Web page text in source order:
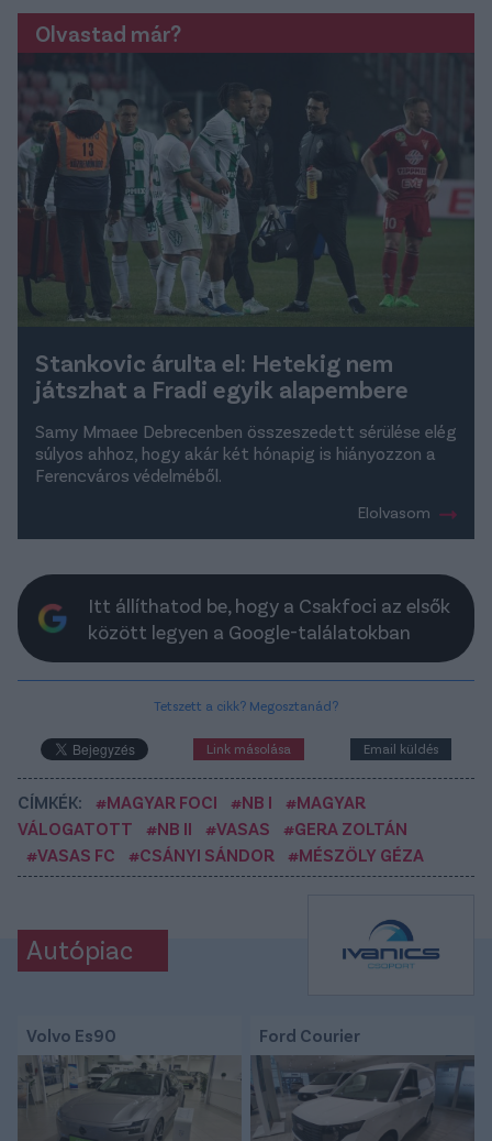
Olvastad már?
Stankovic árulta el: Hetekig nem
játszhat a Fradi egyik alapembere
Samy Mmaee Debrecenben összeszedett sérülése elég
súlyos ahhoz, hogy akár két hónapig is hiányozzon a
Ferencváros védelméből.
Elolvasom
Itt állíthatod be, hogy a Csakfoci az elsők
között legyen a Google-találatokban
Tetszett a cikk? Megosztanád?
Link másolása Email küldés
CÍMKÉK: #MAGYAR FOCI #NB I
#MAGYAR
VÁLOGATOTT
#NB II #VASAS
#GERA ZOLTÁN
#VASAS FC
#CSÁNYI SÁNDOR #MÉSZÖLY GÉZA
Autópiac
Volvo Es90 Ford Courier